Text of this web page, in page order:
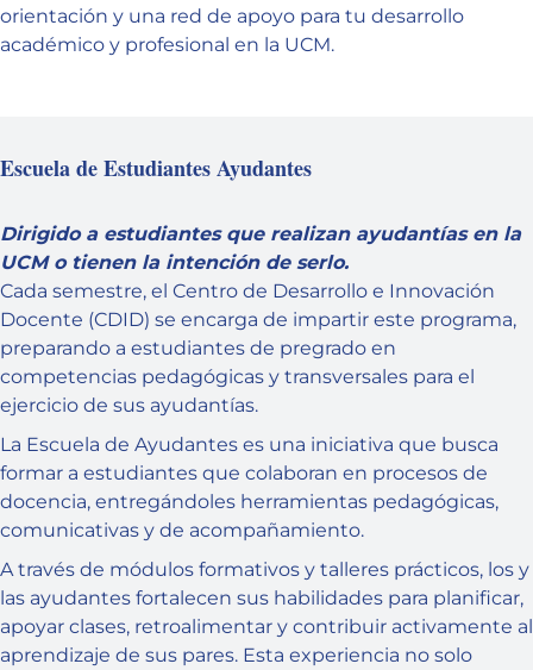
orientación y una red de apoyo para tu desarrollo
académico y profesional en la UCM.
Escuela de Estudiantes Ayudantes
Dirigido a estudiantes que realizan ayudantías en la
UCM o tienen la intención de serlo.
Cada semestre, el Centro de Desarrollo e Innovación
Docente (CDID) se encarga de impartir este programa,
preparando a estudiantes de pregrado en
competencias pedagógicas y transversales para el
ejercicio de sus ayudantías.
La Escuela de Ayudantes es una iniciativa que busca
formar a estudiantes que colaboran en procesos de
docencia, entregándoles herramientas pedagógicas,
comunicativas y de acompañamiento.
A través de módulos formativos y talleres prácticos, los y
las ayudantes fortalecen sus habilidades para planificar,
apoyar clases, retroalimentar y contribuir activamente al
aprendizaje de sus pares. Esta experiencia no solo